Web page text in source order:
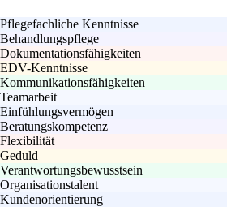
Pflegefachliche Kenntnisse
Behandlungspflege
Dokumentationsfähigkeiten
EDV-Kenntnisse
Kommunikationsfähigkeiten
Teamarbeit
Einfühlungsvermögen
Beratungskompetenz
Flexibilität
Geduld
Verantwortungsbewusstsein
Organisationstalent
Kundenorientierung